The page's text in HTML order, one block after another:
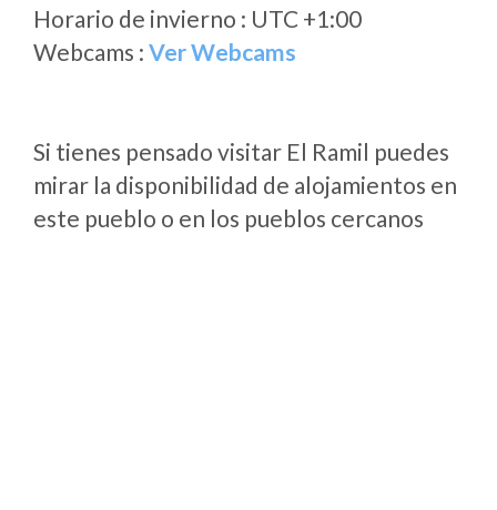
Horario de invierno : UTC +1:00
Webcams : Ver Webcams
Si tienes pensado visitar El Ramil puedes
mirar la disponibilidad de alojamientos en
este pueblo o en los pueblos cercanos